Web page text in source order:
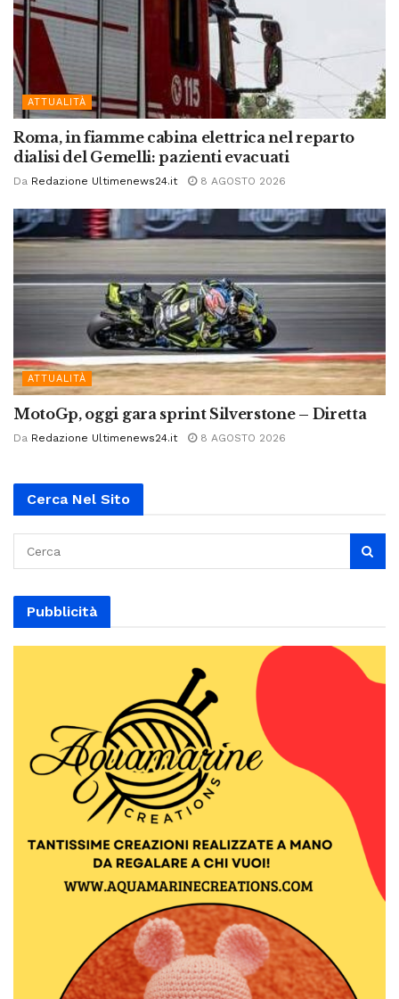
ATTUALITÀ
Roma, in fiamme cabina elettrica nel reparto
dialisi del Gemelli: pazienti evacuati
Da Redazione Ultimenews24.it 8 AGOSTO 2026
ATTUALITÀ
MotoGp, oggi gara sprint Silverstone – Diretta
Da Redazione Ultimenews24.it 8 AGOSTO 2026
Cerca Nel Sito
Pubblicità